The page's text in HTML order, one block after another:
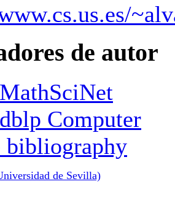
de autor
MathSciNet
bibliography
de Sevilla)